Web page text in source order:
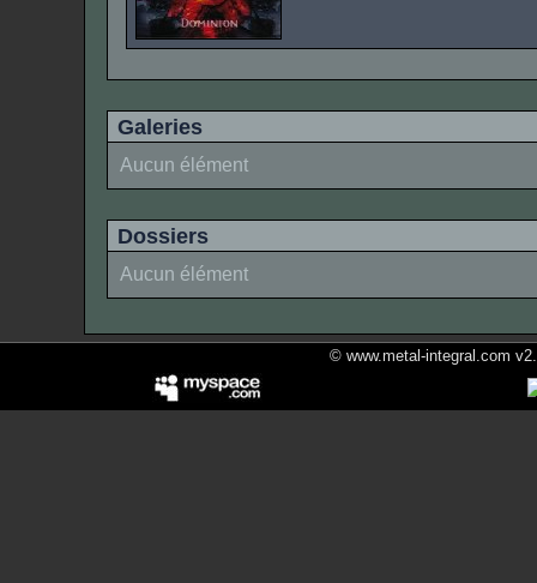
Galeries
Aucun élément
Dossiers
Aucun élément
© www.metal-integral.com